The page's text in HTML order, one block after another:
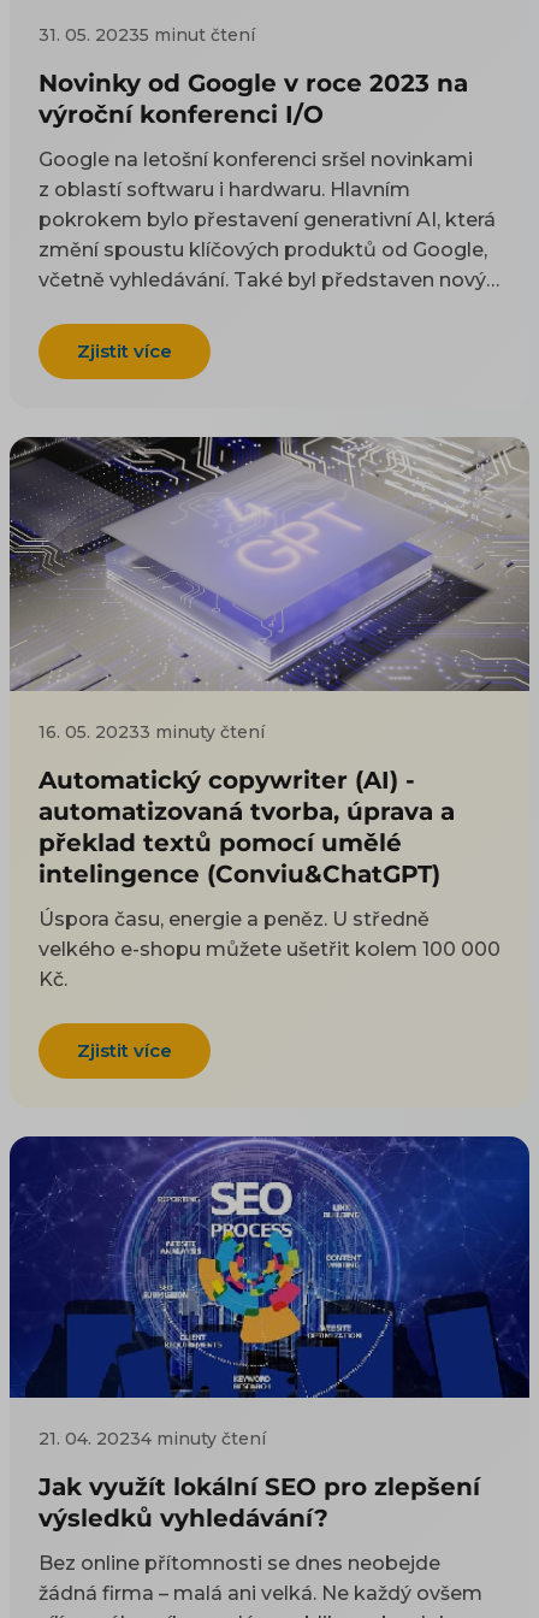
31. 05. 20235 minut čtení
Novinky od Google v roce 2023 na
výroční konferenci I/O
Google na letošní konferenci sršel novinkami
z oblastí softwaru i hardwaru. Hlavním
pokrokem bylo přestavení generativní AI, která
změní spoustu klíčových produktů od Google,
včetně vyhledávání. Také byl představen nový
smartphone Pixel 7a, zároveň byl představen i
nový pořádně nadupaný software Android 14.
Zjistit více
16. 05. 20233 minuty čtení
Automatický copywriter (AI) -
automatizovaná tvorba, úprava a
překlad textů pomocí umělé
intelingence (Conviu&ChatGPT)
Úspora času, energie a peněz. U středně
velkého e-shopu můžete ušetřit kolem 100 000
Kč.
Zjistit více
21. 04. 20234 minuty čtení
Jak využít lokální SEO pro zlepšení
výsledků vyhledávání?
Bez online přítomnosti se dnes neobejde
žádná firma – malá ani velká. Ne každý ovšem